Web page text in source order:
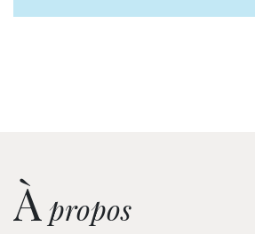
À propos